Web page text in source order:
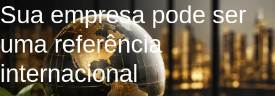
Sua empresa pode ser
uma referência
internacional